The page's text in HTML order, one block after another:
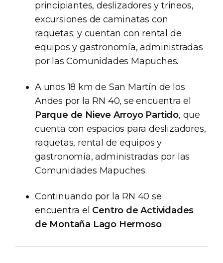
principiantes, deslizadores y trineos,
excursiones de caminatas con
raquetas; y cuentan con rental de
equipos y gastronomía, administradas
por las Comunidades Mapuches.
A unos 18 km de San Martín de los
Andes por la RN 40, se encuentra el
Parque de Nieve Arroyo Partido, que
cuenta con espacios para deslizadores,
raquetas, rental de equipos y
gastronomía, administradas por las
Comunidades Mapuches.
Continuando por la RN 40 se
encuentra el Centro de Actividades
de Montaña Lago Hermoso.